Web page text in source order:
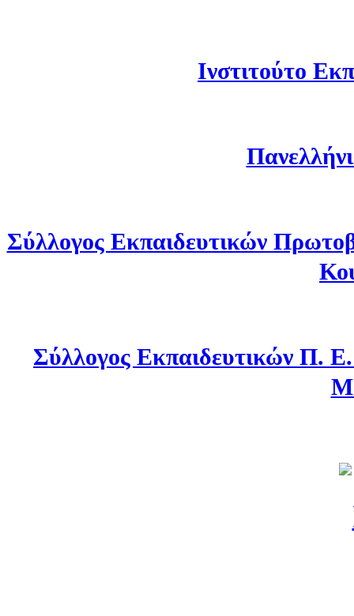
Ινστιτούτο
Σύλλογος Εκπαιδευτικών
Σύλλογος Εκπαιδευτικών Π.